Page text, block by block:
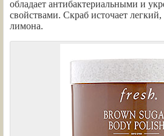
обладает антибактериальными и
свойствами. Скраб источает
лимона.